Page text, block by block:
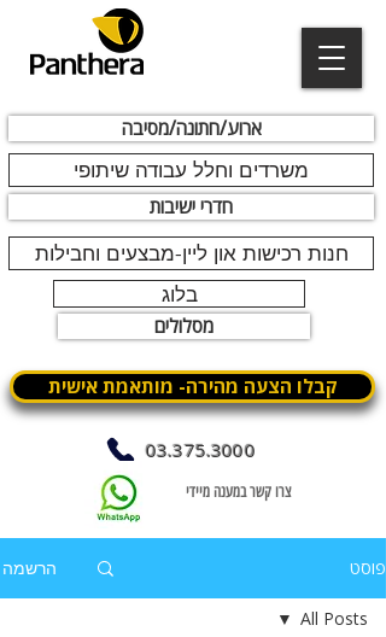
חדרי ישיבות
ארוע/חתונה/מסיבה
משרדים וחלל עבודה שיתופי
03.375.3000
חנות רכישות און ליין-מבצעים וחבילות
בלוג
מסלולים
צרו קשר במענה מיידי
קבלו הצעה מהירה- מותאמת אישית
פוסט הרשמה
All Posts